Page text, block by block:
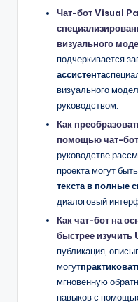
Чат-бот Visual
визуального
подчеркивается
ассистента
визуального
руководством.
Как
помощью чат-
руководстве
проекта могут
текста в полные
диалоговый
Как чат-бот на
быстрее изучить
публикация,
могут
мгновенную
навыков с